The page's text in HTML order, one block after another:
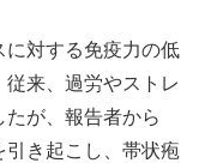
に対する免疫力の低
従来、過労やストレ
が、報告者から
引き起こし、帯状疱